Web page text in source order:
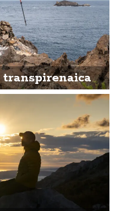
transpirenaica